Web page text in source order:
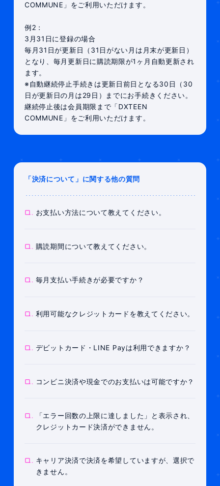
COMMUNE」をご利用いただけます。
例2：
3月31日に登録の場合
毎月31日が更新日（31日がない月は月末が更新日）
となり、毎月更新日に購読期限が1ヶ月自動更新され
ます。
※自動継続停止手続きは更新日前日となる30日（30
日が更新日の月は29日）までにお手続きください。
継続停止後は会員期限まで「DXTEEN
COMMUNE」をご利用いただけます。
「決済について」に関する他の質問
Q. お支払い方法について教えてください。
Q. 購読期間について教えてください。
Q. 毎月支払い手続きが必要ですか？
Q. 利用可能なクレジットカードを教えてください。
Q. デビットカード・LINE Payは利用できますか？
Q. コンビニ決済や現金でのお支払いは可能ですか？
Q.
「エラー回数の上限に達しました」と表示され、
クレジットカード決済ができません。
Q. キャリア決済で決済を希望していますが、選択で
きません。